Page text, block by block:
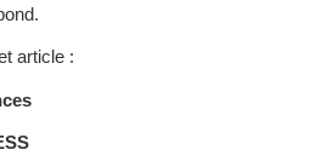
article :